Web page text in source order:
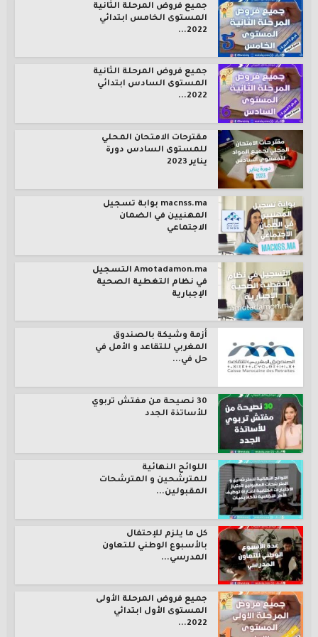
جميع فروض المرحلة الثانية
المستوى الخامس ابتدائي
2022...
جميع فروض المرحلة الثانية
المستوى السادس ابتدائي
2022...
مقترحات الامتحان المحلي
للمستوى السادس دورة
يناير 2023
macnss.ma بوابة تسجيل
المهنيين في الضمان
الاجتماعي
Amotadamon.ma التسجيل
في نظام التغطية الصحية
الإجبارية
أزمة وشيكة بالصندوق
المغربي للتقاعد و الأمل في
حل في...
30 نصيحة من مفتش تربوي
للأساتذة الجدد
اللوائح النهائية
للمترشحين و المترشحات
المقبولين...
كل ما يلزم للإحتفال
بالأسبوع الوطني للتعاون
المدرسي...
جميع فروض المرحلة الأولى
المستوى الأول ابتدائي
2022...